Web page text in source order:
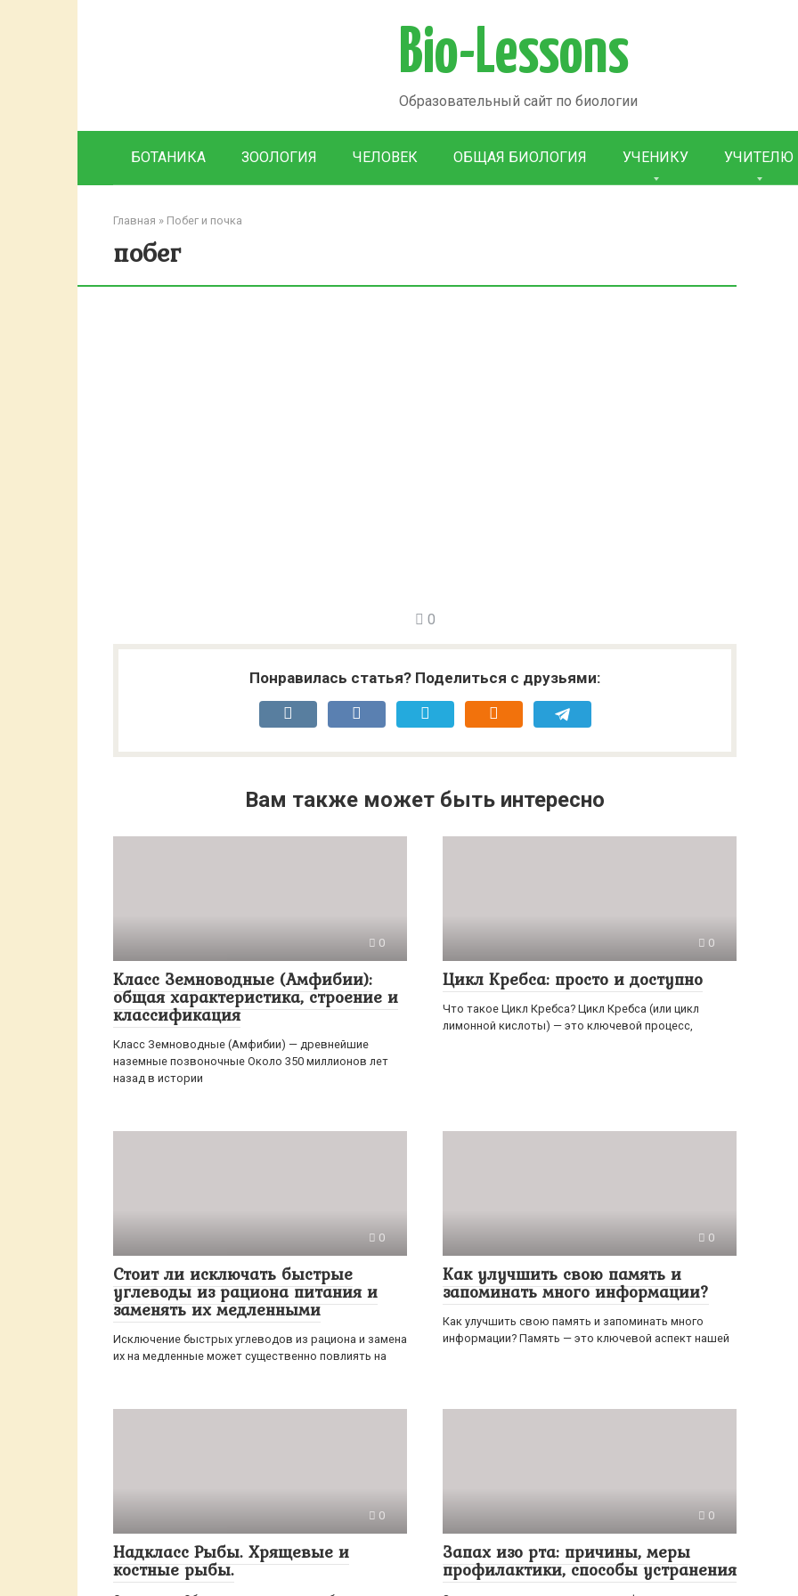
Bio-Lessons
Образовательный сайт по биологии
БОТАНИКА ЗООЛОГИЯ ЧЕЛОВЕК ОБЩАЯ БИОЛОГИЯ УЧЕНИКУ УЧИТЕЛЮ
Главная » Побег и почка
побег
0
Понравилась статья? Поделиться с друзьями:
Вам также может быть интересно
0
Класс Земноводные (Амфибии):
общая характеристика, строение и
классификация
Класс Земноводные (Амфибии) — древнейшие
наземные позвоночные Около 350 миллионов лет
назад в истории
0
Цикл Кребса: просто и доступно
Что такое Цикл Кребса? Цикл Кребса (или цикл
лимонной кислоты) — это ключевой процесс,
0
Стоит ли исключать быстрые
углеводы из рациона питания и
заменять их медленными
Исключение быстрых углеводов из рациона и замена
их на медленные может существенно повлиять на
0
Как улучшить свою память и
запоминать много информации?
Как улучшить свою память и запоминать много
информации? Память — это ключевой аспект нашей
0
Надкласс Рыбы. Хрящевые и
костные рыбы.
0
Запах изо рта: причины, меры
профилактики, способы устранения